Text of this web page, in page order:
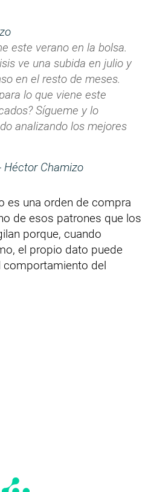
este verano en la bolsa.
ve una subida en julio y
en el resto de meses.
lo que viene este
Sígueme y lo
analizando los mejores
Chamizo
es una orden de compra
de esos patrones que los
porque, cuando
el propio dato puede
comportamiento del